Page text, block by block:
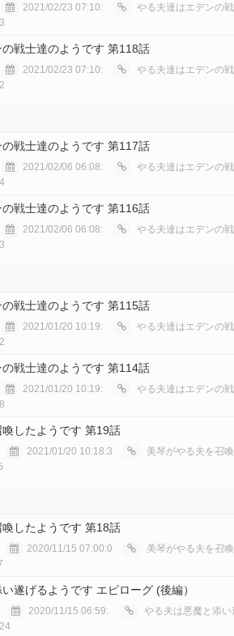
2021/02/23 07:10:
やる夫達はエデンの戦士
戦士達のようです 第118話
2021/02/23 07:10:
やる夫達はエデンの戦士
戦士達のようです 第117話
2021/02/06 06:08:
やる夫達はエデンの戦士
戦士達のようです 第116話
2021/02/06 06:08:
やる夫達はエデンの戦士
戦士達のようです 第115話
2021/01/20 10:19:
やる夫達はエデンの戦士
戦士達のようです 第114話
2021/01/20 10:19:
やる夫達はエデンの戦士
したようです 第19話
2021/01/20 10:18:3
美琴がやる夫を召喚し
したようです 第18話
2020/11/15 07:00:0
美琴がやる夫を召喚し
遂げるようです エピローグ (後編）
2020/11/15 06:59:
24
やる夫は悪魔と添い遂げ